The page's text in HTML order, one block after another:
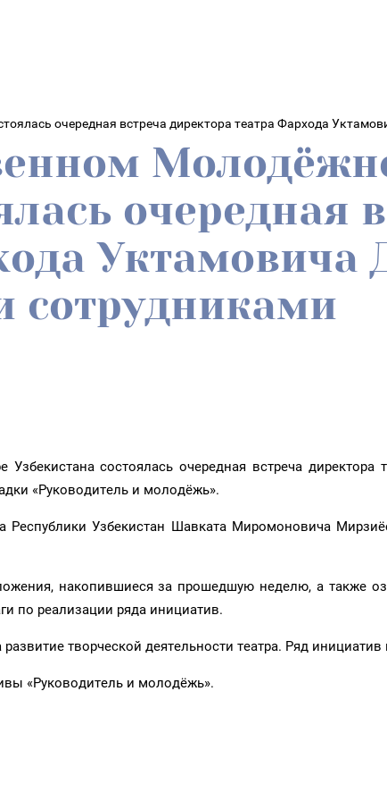
очередная встреча директора театра Фархода
очередная
Уктамовича
состоялась очередная встреча директора
«Руководитель и молодёжь».
Узбекистан Шавката Миромоновича
накопившиеся за прошедшую неделю, а также
по реализации ряда инициатив.
творческой деятельности театра. Ряд инициатив
«Руководитель и молодёжь».